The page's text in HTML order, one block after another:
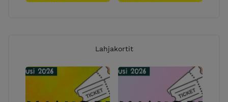
Lahjakortit